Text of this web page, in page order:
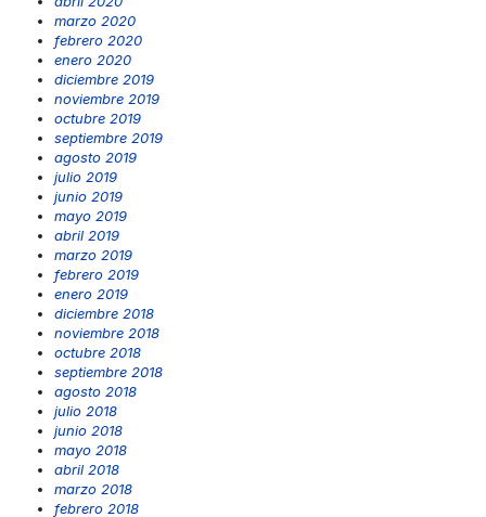
marzo 2020
febrero 2020
enero 2020
diciembre 2019
noviembre 2019
octubre 2019
septiembre 2019
agosto 2019
julio 2019
junio 2019
mayo 2019
abril 2019
marzo 2019
febrero 2019
enero 2019
diciembre 2018
noviembre 2018
octubre 2018
septiembre 2018
agosto 2018
julio 2018
junio 2018
mayo 2018
abril 2018
marzo 2018
febrero 2018